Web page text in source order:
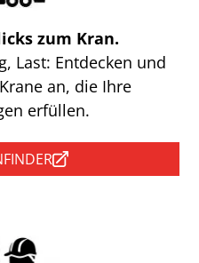
zum Kran.
Last: Entdecken und
an, die Ihre
erfüllen.